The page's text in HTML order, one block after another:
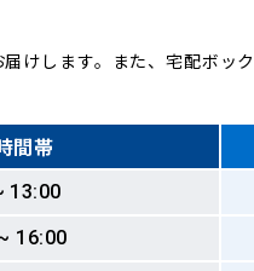
けします。また、宅配ボッ
間帯
13:00
16:00